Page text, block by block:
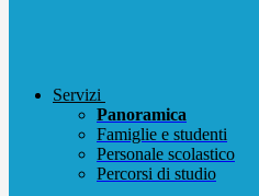
Servizi
Panoramica
Famiglie e studenti
Personale scolastico
Percorsi di studio